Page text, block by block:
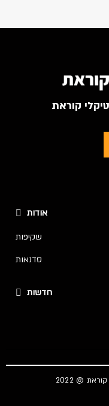
אודות
שקיפות
סדנאות
חדשות